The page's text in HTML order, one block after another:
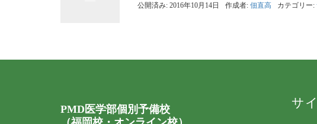
公開済み: 2016年10月14日 作成者: 佃直高 カテゴリー:
PMD医学部個別予備校
サ